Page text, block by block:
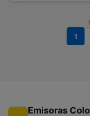
1
Emisoras